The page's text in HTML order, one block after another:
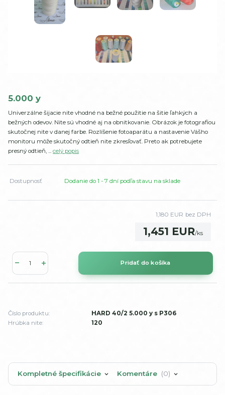
5.000 y
Univerzálne šijacie nite vhodné na bežné použitie na šitie ľahkých a
bežných odevov. Nite sú vhodné aj na obnitkovanie. Obrázok je fotografiou
skutočnej nite v danej farbe. Rozlíšenie fotoaparátu a nastavenie Vášho
monitoru môže skutočný odtieň nite zkresľovať. Preto ak potrebujete
presný odtieň, ... celý popis
Dostupnosť Dodanie do 1 - 7 dní podľa stavu na sklade
1,451 EUR/ks
1,180 EUR bez DPH
Pridať do košíka
Číslo produktu:
HARD 40/2 5.000 y s P306
Hrúbka nite:
120
Kompletné špecifikácie Komentáre 0